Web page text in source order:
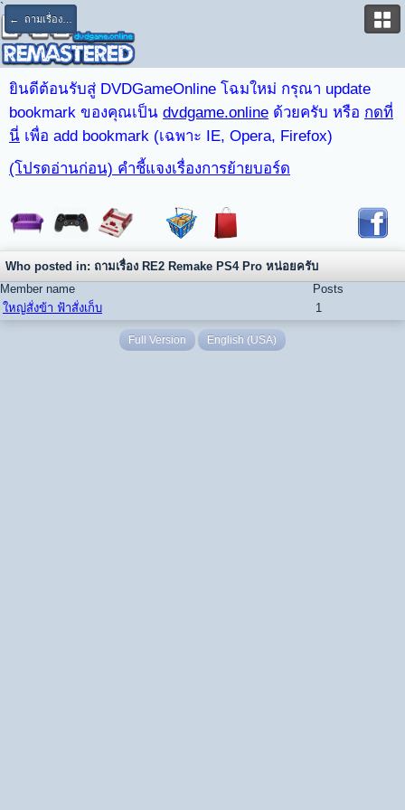
`
← ถามเรื่อง RE2 Remake PS4 Pro หน่อยครับ
ยินดีต้อนรับสู่ DVDGameOnline โฉมใหม่ กรุณา update
bookmark ของคุณเป็น dvdgame.online ด้วยครับ หรือ กดที่
นี่ เพื่อ add bookmark (เฉพาะ IE, Opera, Firefox)
(โปรดอ่านก่อน) คำชี้แจงเรื่องการย้ายบอร์ด
Who posted in: ถามเรื่อง RE2 Remake PS4 Pro หน่อยครับ
Member name
Posts
ใหญ่สั่งข้า ฟ้าสั่งเก็บ
1
Full Version English (USA)